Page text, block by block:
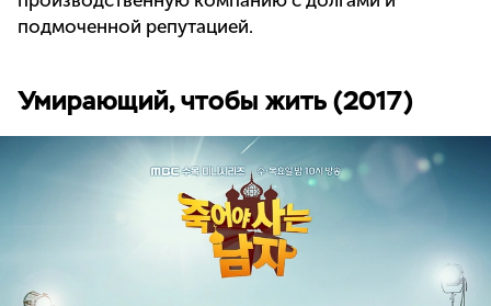
подмоченной репутацией.
Умирающий, чтобы жить (2017)